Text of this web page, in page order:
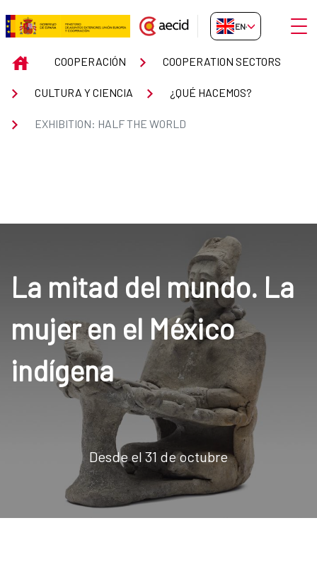
Skip to Main Content
EXHIBITION: HALF THE WORLD
EN-GB
INICIOCOOPERACIÓN COOPERATION SECTORS
CULTURA Y CIENCIA ¿QUÉ HACEMOS?
EXHIBITION: HALF THE WORLD
La mitad del mundo. La
mujer en el México
indígena
Desde el 31 de octubre